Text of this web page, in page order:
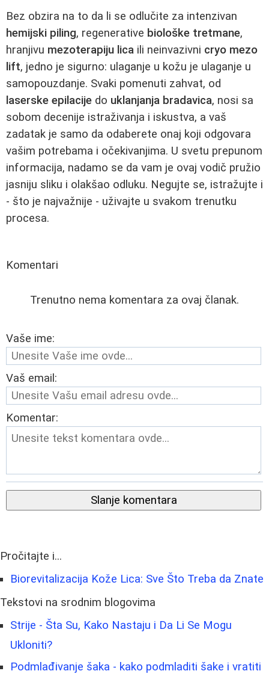
Bez obzira na to da li se odlučite za intenzivan
hemijski piling, regenerative biološke tretmane,
hranjivu mezoterapiju lica ili neinvazivni cryo mezo
lift, jedno je sigurno: ulaganje u kožu je ulaganje u
samopouzdanje. Svaki pomenuti zahvat, od
laserske epilacije do uklanjanja bradavica, nosi sa
sobom decenije istraživanja i iskustva, a vaš
zadatak je samo da odaberete onaj koji odgovara
vašim potrebama i očekivanjima. U svetu prepunom
informacija, nadamo se da vam je ovaj vodič pružio
jasniju sliku i olakšao odluku. Negujte se, istražujte i
- što je najvažnije - uživajte u svakom trenutku
procesa.
Komentari
Trenutno nema komentara za ovaj članak.
Vaše ime:
Vaš email:
Komentar:
Slanje komentara
Pročitajte i...
Biorevitalizacija Kože Lica: Sve Što Treba da Znate
Tekstovi na srodnim blogovima
Strije - Šta Su, Kako Nastaju i Da Li Se Mogu
Ukloniti?
Podmlađivanje šaka - kako podmladiti šake i vratiti